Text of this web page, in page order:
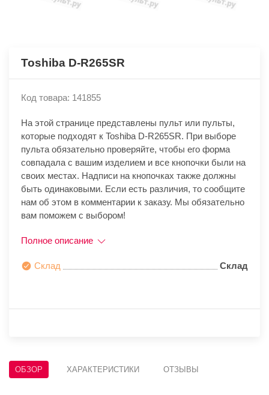
Toshiba D-R265SR
Код товара: 141855
На этой странице представлены пульт или пульты,
которые подходят к Toshiba D-R265SR. При выборе
пульта обязательно проверяйте, чтобы его форма
совпадала с вашим изделием и все кнопочки были на
своих местах. Надписи на кнопочках также должны
быть одинаковыми. Если есть различия, то сообщите
нам об этом в комментарии к заказу. Мы обязательно
вам поможем с выбором!
Полное описание
Склад Склад
ОБЗОР ХАРАКТЕРИСТИКИ ОТЗЫВЫ